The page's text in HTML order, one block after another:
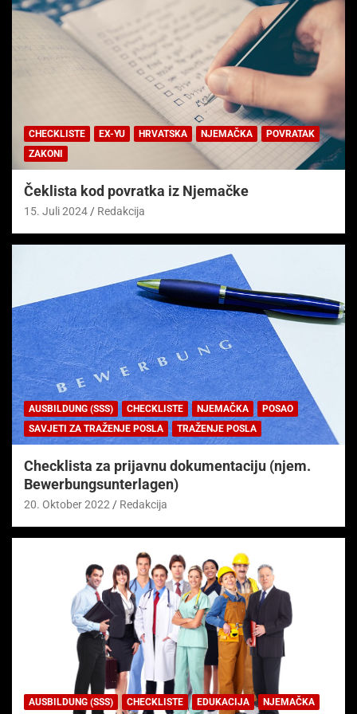
CHECKLISTE EX-YU HRVATSKA NJEMAČKA
POVRATAK
ZAKONI
Čeklista kod povratka iz Njemačke
15. Juli 2024 Redakcija
AUSBILDUNG (SSS) CHECKLISTE NJEMAČKA
POSAO
SAVJETI ZA TRAŽENJE POSLA
TRAŽENJE POSLA
Checklista za prijavnu dokumentaciju (njem.
Bewerbungsunterlagen)
20. Oktober 2022 Redakcija
AUSBILDUNG (SSS) CHECKLISTE EDUKACIJA NJEMAČKA